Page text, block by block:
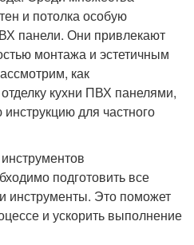
и потолка особую
панели. Они привлекают
монтажа и эстетичным
как
кухни ПВХ панелями,
для частного
подготовить все
инструменты. Это поможет
и ускорить выполнение